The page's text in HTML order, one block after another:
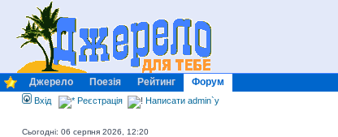
Джерело Поезія Рейтинг Форум
Вхід Реєстрація Написати admin`у
Сьогодні: 06 серпня 2026, 12:20